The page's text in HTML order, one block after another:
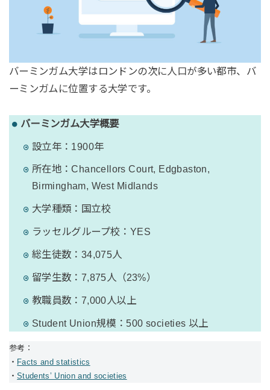
バーミンガム大学はロンドンの次に人口が多い都市、バ
ーミンガムに位置する大学です。
バーミンガム大学概要
設立年：1900年
所在地：Chancellors Court, Edgbaston,
Birmingham, West Midlands
大学種類：国立校
ラッセルグループ校：YES
総生徒数：34,075人
留学生数：7,875人（23%）
教職員数：7,000人以上
Student Union規模：500 societies 以上
参考：
・ Facts and statistics
・Students’ Union and societies